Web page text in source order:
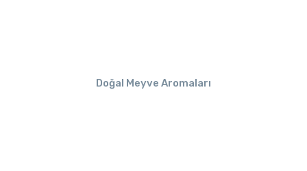
Doğal Meyve Aromaları